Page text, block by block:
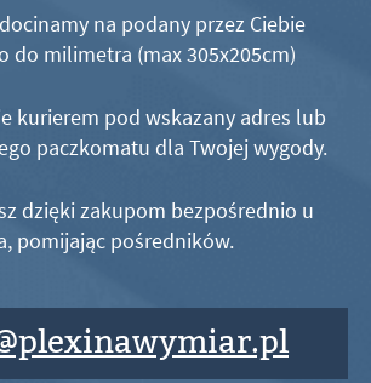
na podany przez Ciebie
do milimetra (max 305x205cm)
kurierem pod wskazany adres lub
paczkomatu dla Twojej wygody.
dzięki zakupom bezpośrednio u
pomijając pośredników.